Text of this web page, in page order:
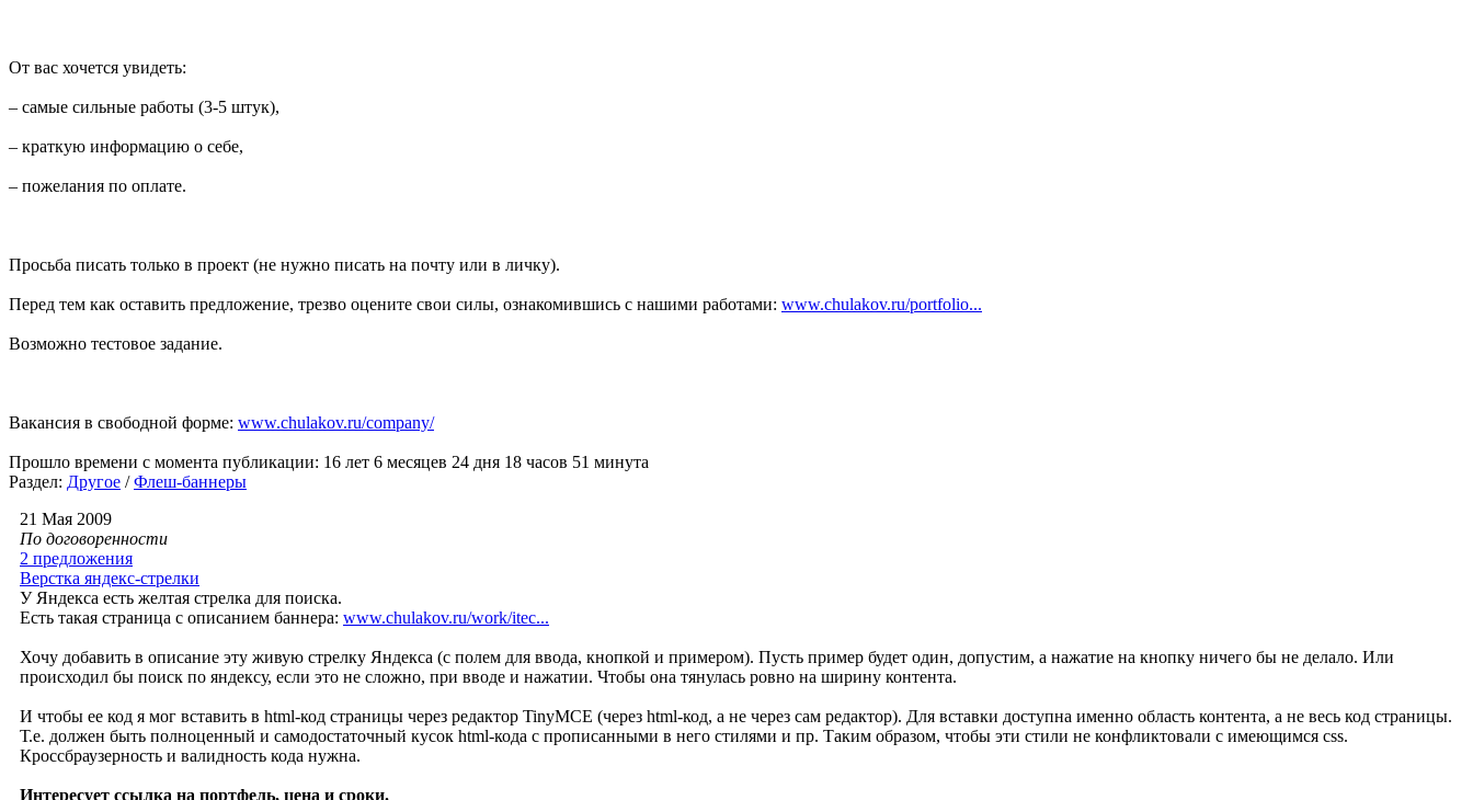
От вас хочется увидеть:
– самые сильные работы (3-5 штук),
– краткую информацию о себе,
– пожелания по оплате.
Просьба писать только в проект (не нужно писать на почту или в личку).
Перед тем как оставить предложение, трезво оцените свои силы, ознакомившись с нашими работами: www.chulakov.ru/portfolio...
Возможно тестовое задание.
Вакансия в свободной форме: www.chulakov.ru/company/
Прошло времени с момента публикации: 16 лет 6 месяцев 24 дня 18 часов 51 минута
Раздел: Другое /Флеш-баннеры
21 Мая 2009
По договоренности
2 предложения
Верстка яндекс-стрелки
У Яндекса есть желтая стрелка для поиска.
Есть такая страница с описанием баннера: www.chulakov.ru/work/itec...
Хочу добавить в описание эту живую стрелку Яндекса (с полем для ввода, кнопкой и примером). Пусть пример будет один, допустим, а нажатие на кнопку ничего бы не делало. Или
происходил бы поиск по яндексу, если это не сложно, при вводе и нажатии. Чтобы она тянулась ровно на ширину контента.
И чтобы ее код я мог вставить в html-код страницы через редактор TinyMCE (через html-код, а не через сам редактор). Для вставки доступна именно область контента, а не весь код страницы.
Т.е. должен быть полноценный и самодостаточный кусок html-кода с прописанными в него стилями и пр. Таким образом, чтобы эти стили не конфликтовали с имеющимся css.
Кроссбраузерность и валидность кода нужна.
Интересует ссылка на портфель, цена и сроки.